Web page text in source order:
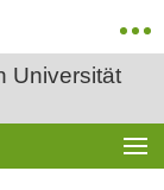
Universität